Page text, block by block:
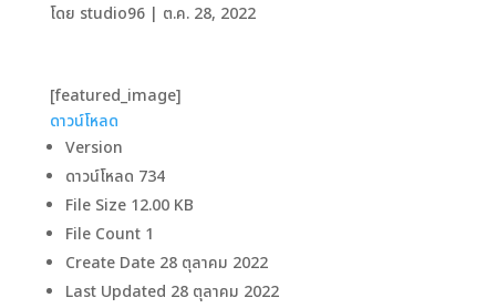
โดย studio96| ต.ค. 28, 2022
[featured_image]
ดาวน์โหลด
Version
ดาวน์โหลด 734
File Size 12.00 KB
File Count 1
Create Date 28 ตุลาคม 2022
Last Updated 28 ตุลาคม 2022